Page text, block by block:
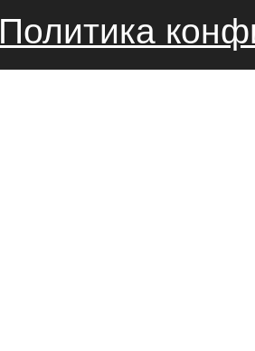
Политика